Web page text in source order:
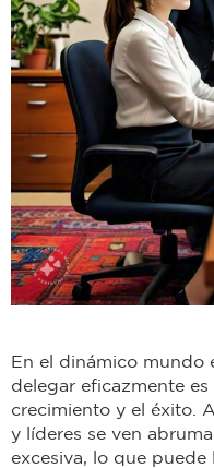
En el dinámico mundo
delegar eficazmente
crecimiento y el éxito.
y líderes se ven
excesiva, lo que